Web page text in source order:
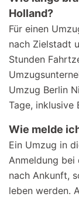
Holland?
Für einen
nach Zielstadt
Stunden
Umzug Berlin
Tage, inklusive
Wie melde
Ein Umzug in
Anmeldung bei
nach Ankunft,
leben werden.